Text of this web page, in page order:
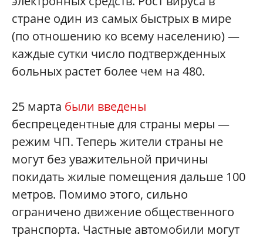
стране один из самых быстрых в мире
(по отношению ко всему населению) —
каждые сутки число подтвержденных
больных растет более чем на 480.
25 марта были введены
беспрецедентные для страны меры —
режим ЧП. Теперь жители страны не
могут без уважительной причины
покидать жилые помещения дальше 100
метров. Помимо этого, сильно
ограничено движение общественного
транспорта. Частные автомобили могут